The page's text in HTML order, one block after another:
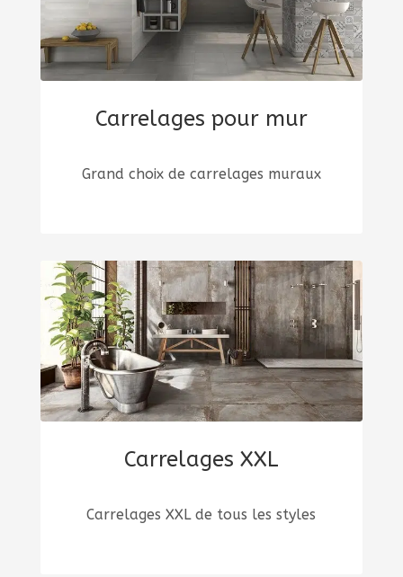
Carrelages pour mur
Grand choix de carrelages muraux
Carrelages XXL
Carrelages XXL de tous les styles